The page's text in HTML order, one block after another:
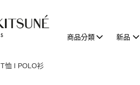
商品分類 新品
T恤 I POLO衫